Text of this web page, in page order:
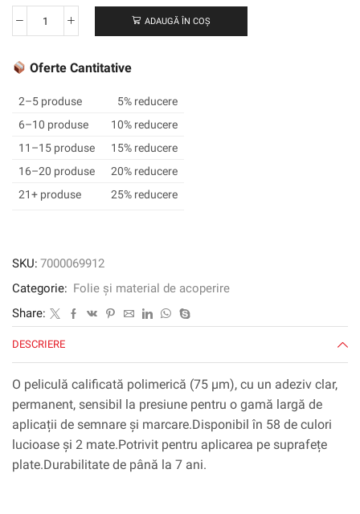
Cantitate
grafic
™
Scotchcal
™
50-
87,
Brillant
x
m
ADAUGĂ ÎN COȘ
Oferte Cantitative
2–5 produse
5% reducere
6–10 produse
10% reducere
11–15 produse
15% reducere
16–20 produse
20% reducere
21+ produse
25% reducere
SKU: 7000069912
Categorie: Folie și material de acoperire
Share:
DESCRIERE
O peliculă calificată polimerică (75 µm), cu un adeziv clar,
permanent, sensibil la presiune pentru o gamă largă de
aplicații de semnare și marcare.Disponibil în 58 de culori
lucioase și 2 mate.Potrivit pentru aplicarea pe suprafețe
plate.Durabilitate de până la 7 ani.